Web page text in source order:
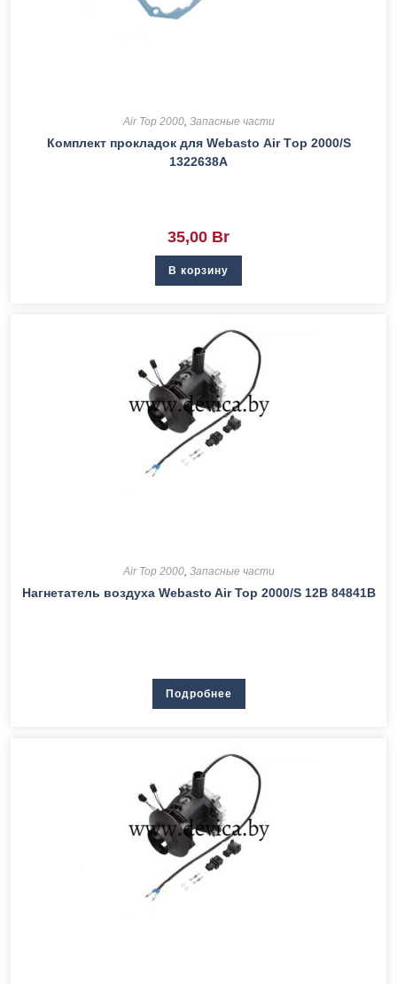
Air Top 2000, Запасные части
Комплект прокладок для Webasto Аir Тop 2000/S
1322638A
35,00 Br
В корзину
Air Top 2000, Запасные части
Нагнетатель воздуха Webasto Air Top 2000/S 12В 84841В
Подробнее